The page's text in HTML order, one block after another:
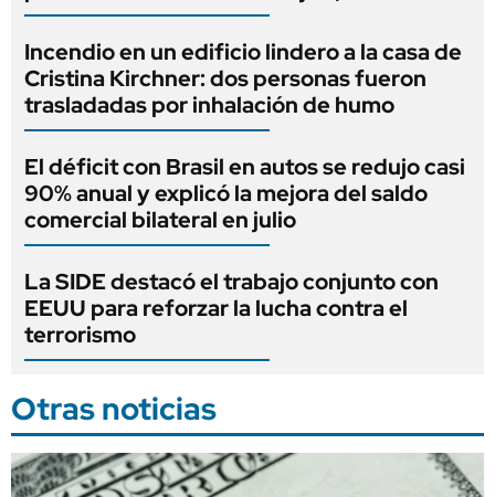
Incendio en un edificio lindero a la casa de
Cristina Kirchner: dos personas fueron
trasladadas por inhalación de humo
El déficit con Brasil en autos se redujo casi
90% anual y explicó la mejora del saldo
comercial bilateral en julio
La SIDE destacó el trabajo conjunto con
EEUU para reforzar la lucha contra el
terrorismo
Otras noticias